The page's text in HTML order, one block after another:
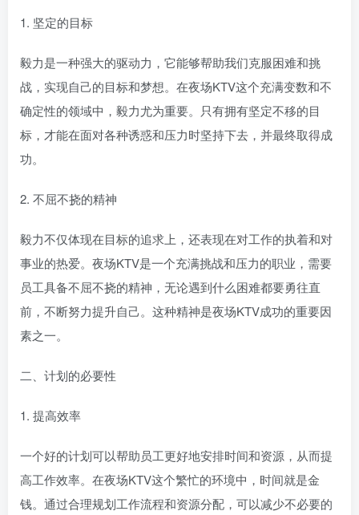
1. 坚定的目标
毅力是一种强大的驱动力，它能够帮助我们克服困难和挑
战，实现自己的目标和梦想。在夜场KTV这个充满变数和不
确定性的领域中，毅力尤为重要。只有拥有坚定不移的目
标，才能在面对各种诱惑和压力时坚持下去，并最终取得成
功。
2. 不屈不挠的精神
毅力不仅体现在目标的追求上，还表现在对工作的执着和对
事业的热爱。夜场KTV是一个充满挑战和压力的职业，需要
员工具备不屈不挠的精神，无论遇到什么困难都要勇往直
前，不断努力提升自己。这种精神是夜场KTV成功的重要因
素之一。
二、计划的必要性
1. 提高效率
一个好的计划可以帮助员工更好地安排时间和资源，从而提
高工作效率。在夜场KTV这个繁忙的环境中，时间就是金
钱。通过合理规划工作流程和资源分配，可以减少不必要的